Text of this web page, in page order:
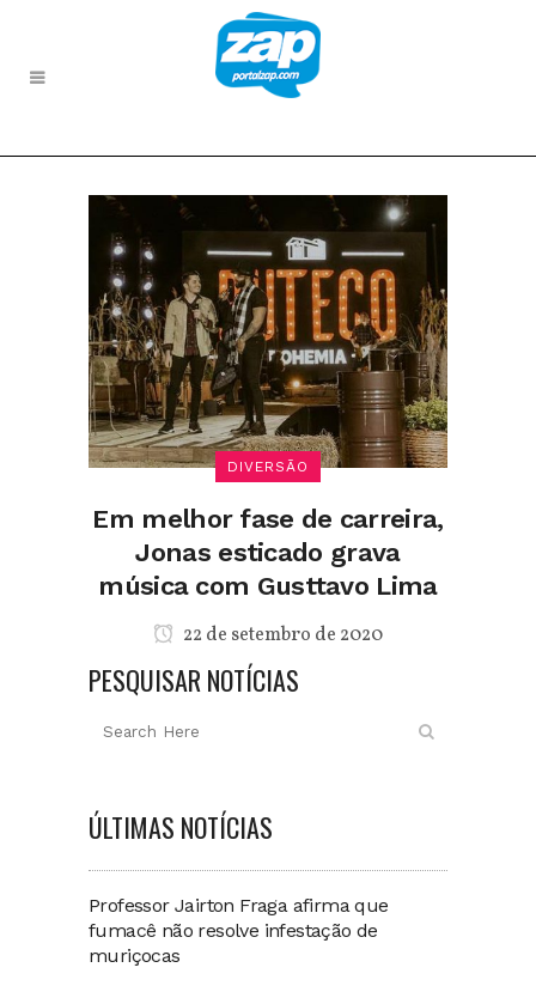
DIVERSÃO
Em melhor fase de carreira,
Jonas esticado grava
música com Gusttavo Lima
22 de setembro de 2020
PESQUISAR NOTÍCIAS
ÚLTIMAS NOTÍCIAS
Professor Jairton Fraga afirma que
fumacê não resolve infestação de
muriçocas